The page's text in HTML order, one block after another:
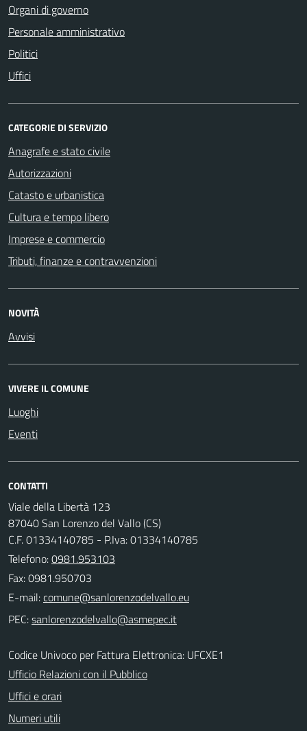
Organi di governo
Personale amministrativo
Politici
Uffici
CATEGORIE DI SERVIZIO
Anagrafe e stato civile
Autorizzazioni
Catasto e urbanistica
Cultura e tempo libero
Imprese e commercio
Tributi, finanze e contravvenzioni
NOVITÀ
Avvisi
VIVERE IL COMUNE
Luoghi
Eventi
CONTATTI
Viale della Libertà 123
87040 San Lorenzo del Vallo (CS)
C.F. 01334140785 - P.Iva: 01334140785
Telefono:0981.953103
Fax: 0981.950703
E-mail:
PEC:
Codice Univoco per Fattura Elettronica: UFCXE1
Ufficio Relazioni con il Pubblico
Uffici e orari
Numeri utili